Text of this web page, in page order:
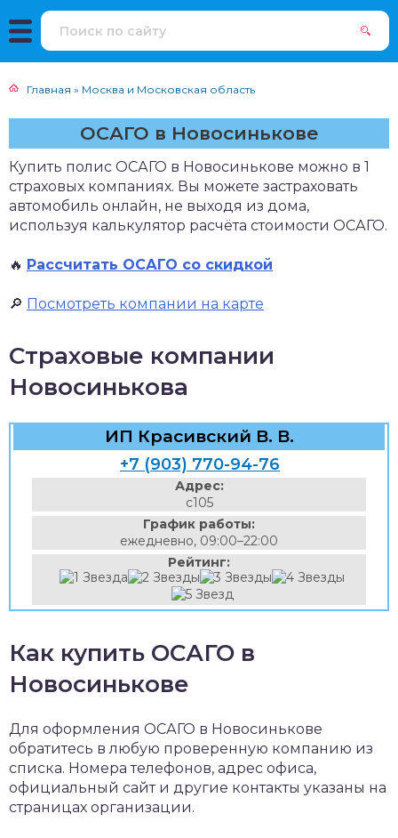
Главная » Москва и Московская область
ОСАГО в Новосинькове
Купить полис ОСАГО в Новосинькове можно в 1
страховых компаниях. Вы можете застраховать
автомобиль онлайн, не выходя из дома,
используя калькулятор расчёта стоимости ОСАГО.
🔥 Рассчитать ОСАГО со скидкой
🔎 Посмотреть компании на карте
Страховые компании
Новосинькова
ИП Красивский В. В.
+7 (903) 770-94-76
Адрес:
с105
График работы:
ежедневно, 09:00–22:00
Рейтинг:
Как купить ОСАГО в
Новосинькове
Для оформления ОСАГО в Новосинькове
обратитесь в любую проверенную компанию из
списка. Номера телефонов, адрес офиса,
официальный сайт и другие контакты указаны на
страницах организации.